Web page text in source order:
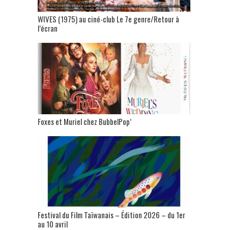
WIVES (1975) au ciné-club Le 7e genre/Retour à
l’écran
Foxes et Muriel chez BubbelPop’
Festival du Film Taïwanais – Édition 2026 – du 1er
au 10 avril